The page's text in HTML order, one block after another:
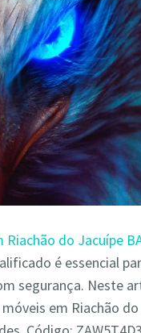
do Jacuípe
é essencial
segurança. Neste
em Riachão do